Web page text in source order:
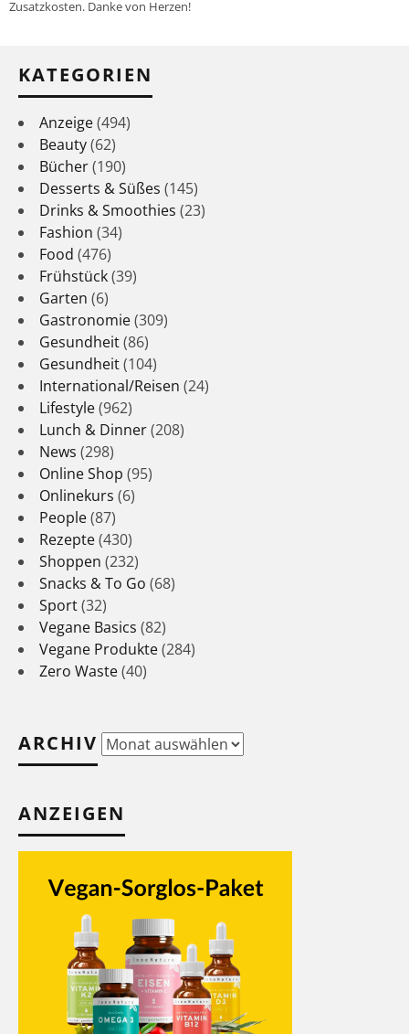
Zusatzkosten. Danke von Herzen!
KATEGORIEN
Anzeige(494)
Beauty(62)
Bücher(190)
Desserts & Süßes (145)
Drinks & Smoothies (23)
Fashion (34)
Food (476)
Frühstück(39)
Garten (6)
Gastronomie(309)
Gesundheit(86)
Gesundheit(104)
International/Reisen (24)
Lifestyle(962)
Lunch & Dinner(208)
News (298)
Online Shop (95)
Onlinekurs (6)
People(87)
Rezepte(430)
Shoppen (232)
Snacks & To Go (68)
Sport(32)
Vegane Basics (82)
Vegane Produkte(284)
Zero Waste(40)
ARCHIV Archiv
ANZEIGEN